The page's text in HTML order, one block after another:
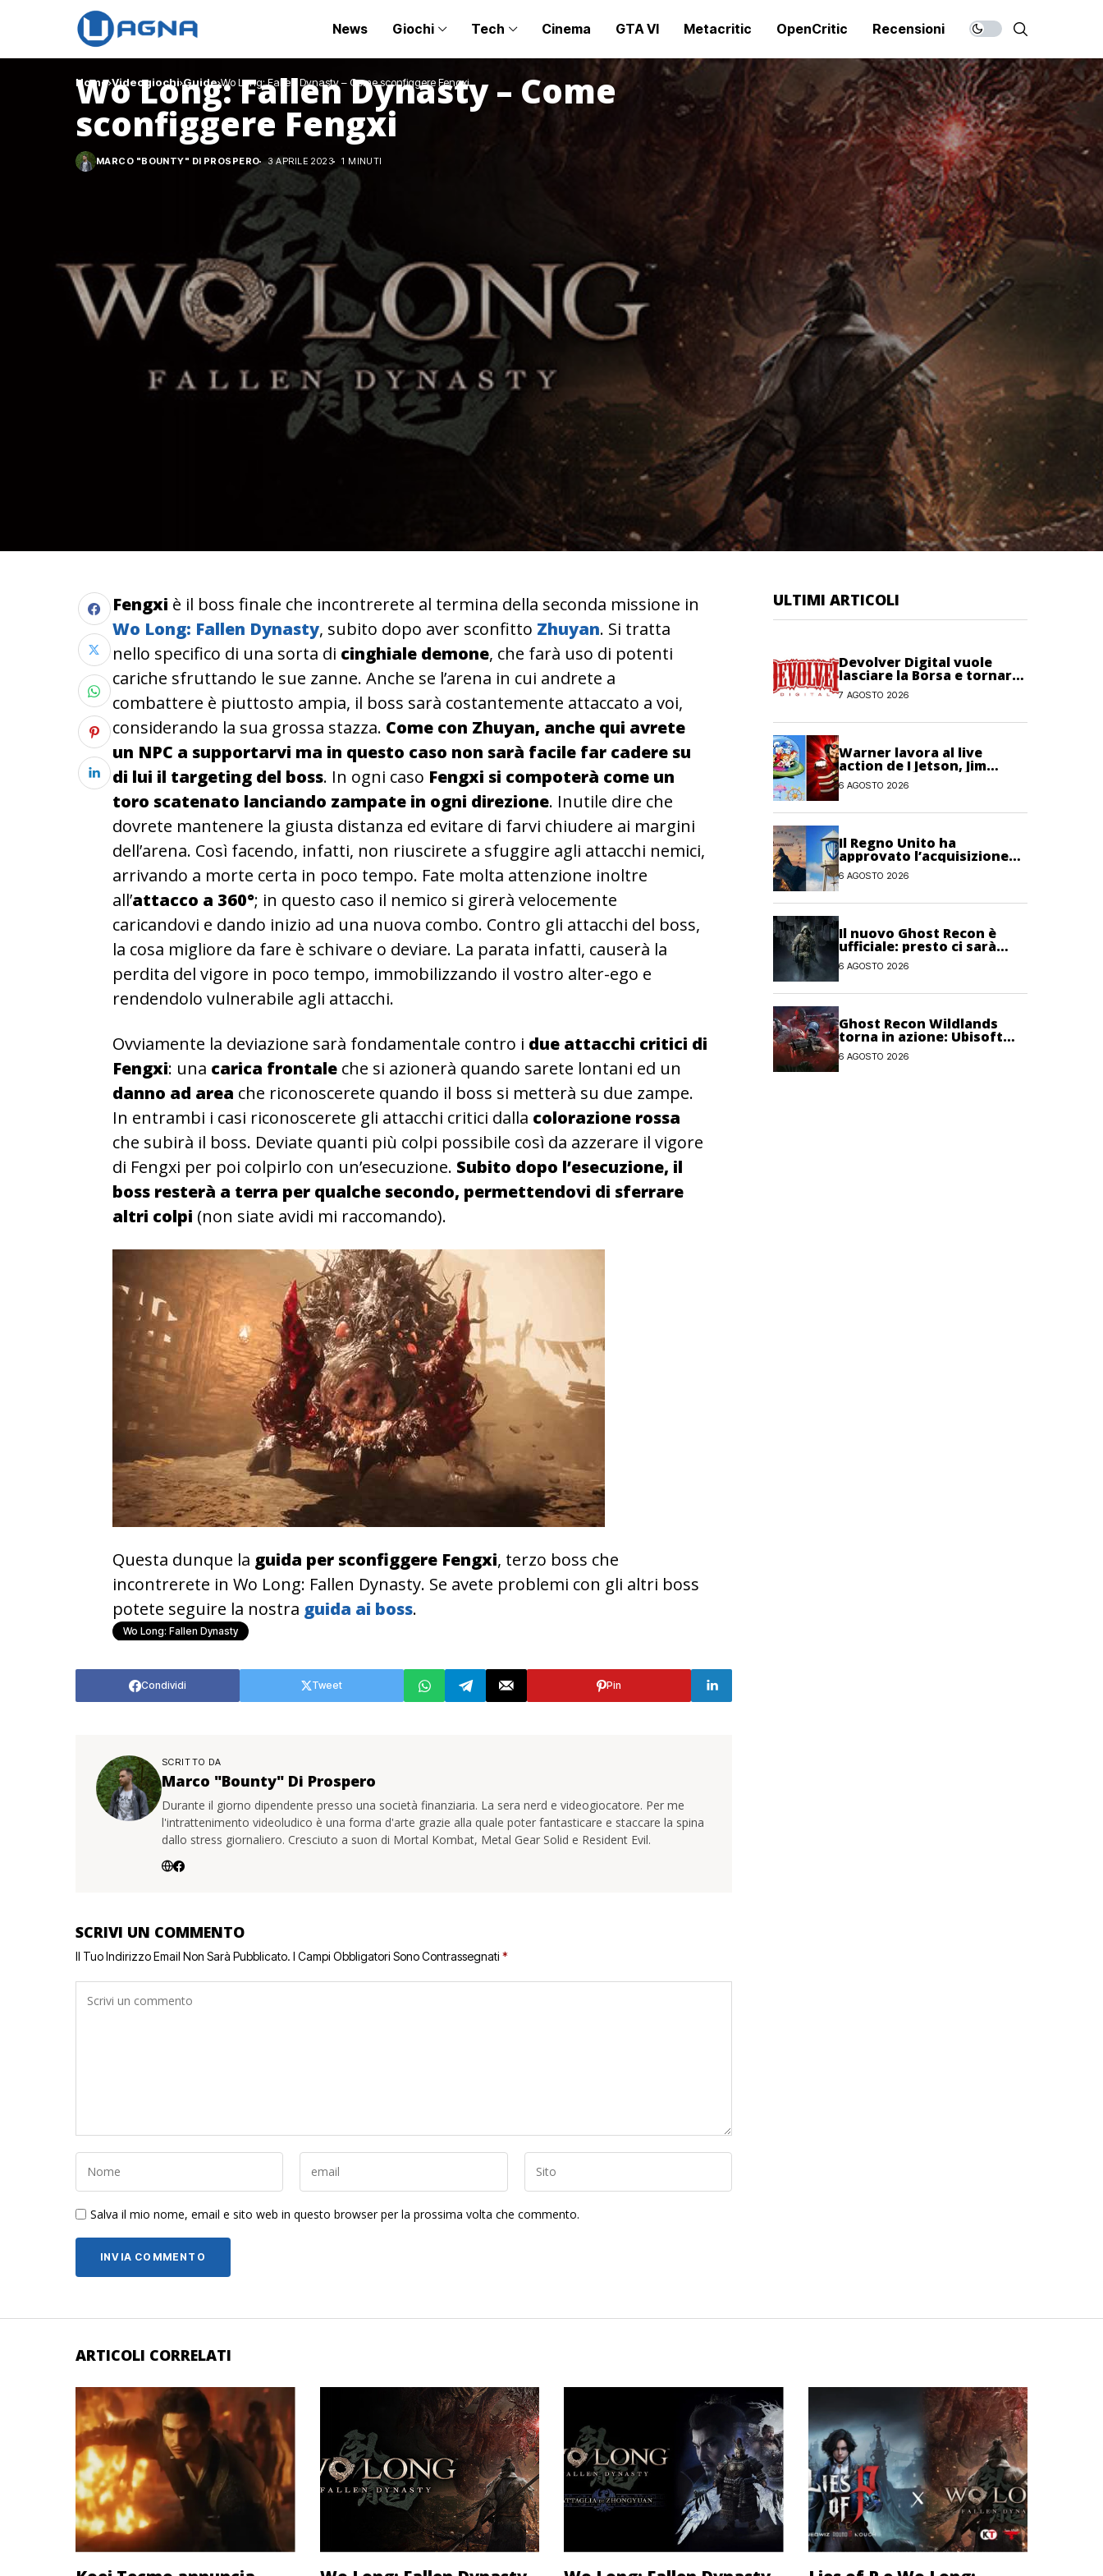
News Giochi Tech Cinema GTA VI Metacritic OpenCritic Recensioni
Home Videogiochi Guide Wo Long: Fallen Dynasty – Come sconfiggere Fengxi
Wo Long: Fallen Dynasty – Come
sconfiggere Fengxi
MARCO "BOUNTY" DI PROSPERO 3 APRILE 2023 1 MINUTI
Fengxi è il boss finale che incontrerete al termina della seconda missione in
Wo Long: Fallen Dynasty, subito dopo aver sconfitto Zhuyan. Si tratta
nello specifico di una sorta di cinghiale demone, che farà uso di potenti
cariche sfruttando le sue zanne. Anche se l’arena in cui andrete a
combattere è piuttosto ampia, il boss sarà costantemente attaccato a voi,
considerando la sua grossa stazza. Come con Zhuyan, anche qui avrete
un NPC a supportarvi ma in questo caso non sarà facile far cadere su
di lui il targeting del boss. In ogni caso Fengxi si compoterà come un
toro scatenato lanciando zampate in ogni direzione. Inutile dire che
dovrete mantenere la giusta distanza ed evitare di farvi chiudere ai margini
dell’arena. Così facendo, infatti, non riuscirete a sfuggire agli attacchi nemici,
arrivando a morte certa in poco tempo. Fate molta attenzione inoltre
all’attacco a 360°; in questo caso il nemico si girerà velocemente
caricandovi e dando inizio ad una nuova combo. Contro gli attacchi del boss,
la cosa migliore da fare è schivare o deviare. La parata infatti, causerà la
perdita del vigore in poco tempo, immobilizzando il vostro alter-ego e
rendendolo vulnerabile agli attacchi.
Ovviamente la deviazione sarà fondamentale contro i due attacchi critici di
Fengxi: una carica frontale che si azionerà quando sarete lontani ed un
danno ad area che riconoscerete quando il boss si metterà su due zampe.
In entrambi i casi riconoscerete gli attacchi critici dalla colorazione rossa
che subirà il boss. Deviate quanti più colpi possibile così da azzerare il vigore
di Fengxi per poi colpirlo con un’esecuzione. Subito dopo l’esecuzione, il
boss resterà a terra per qualche secondo, permettendovi di sferrare
altri colpi (non siate avidi mi raccomando).
Questa dunque la guida per sconfiggere Fengxi, terzo boss che
incontrerete in Wo Long: Fallen Dynasty. Se avete problemi con gli altri boss
potete seguire la nostra guida ai boss.
Wo Long: Fallen Dynasty
Condividi Tweet Pin
SCRITTO DA
Marco "Bounty" Di Prospero
Durante il giorno dipendente presso una società finanziaria. La sera nerd e videogiocatore. Per me
l'intrattenimento videoludico è una forma d'arte grazie alla quale poter fantasticare e staccare la spina
dallo stress giornaliero. Cresciuto a suon di Mortal Kombat, Metal Gear Solid e Resident Evil.
SCRIVI UN COMMENTO
Il Tuo Indirizzo Email Non Sarà Pubblicato. I Campi Obbligatori Sono Contrassegnati *
Salva il mio nome, email e sito web in questo browser per la prossima volta che commento.
ULTIMI ARTICOLI
Devolver Digital vuole
lasciare la Borsa e tornare
privata
7 AGOSTO 2026
Warner lavora al live
action de I Jetson, Jim
Carrey è nel cast!
6 AGOSTO 2026
Il Regno Unito ha
approvato l’acquisizione
Paramount-Warner Bros
Discovery
6 AGOSTO 2026
Il nuovo Ghost Recon è
ufficiale: presto ci sarà
anche una fase di test
6 AGOSTO 2026
Ghost Recon Wildlands
torna in azione: Ubisoft
lancia il maxi
aggiornamento gratuito
6 AGOSTO 2026
ARTICOLI CORRELATI